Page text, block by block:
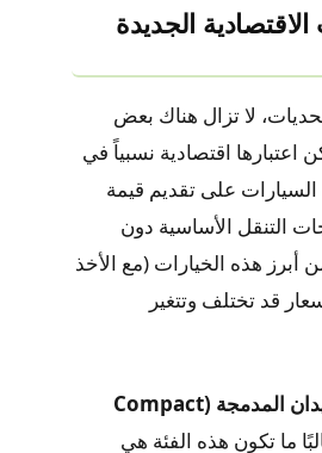
الجديدة
لا تزال هناك بعض
اعتبارها اقتصادية نسبياً في
على تقديم قيمة
التنقل الأساسية دون
أبرز هذه الخيارات (مع الأخذ
قد تختلف وتتغير
سيارات السيدان المدمجة (Compact
ما تكون هذه الفئة هي